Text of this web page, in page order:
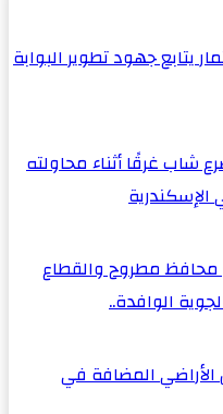
يتابع جهود تطوير البوابة
شاب غرقًا أثناء محاولته
محافظ مطروح والقطاع
الوافدة..
الأراضي المضافة في